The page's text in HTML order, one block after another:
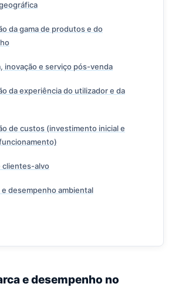
da gama de produtos e do
inovação e serviço pós-venda
da experiência do utilizador e da
de custos (investimento inicial e
clientes-alvo
e desempenho ambiental
e desempenho no